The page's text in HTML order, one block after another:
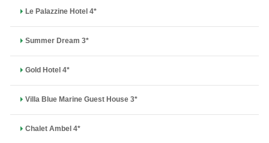
Le Palazzine Hotel 4*
Summer Dream 3*
Gold Hotel 4*
Villa Blue Marine Guest House 3*
Chalet Ambel 4*